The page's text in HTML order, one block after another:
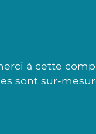
à cette
sont sur-